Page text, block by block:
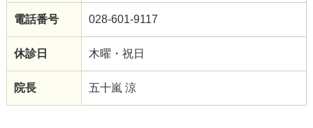
電話番号 028-601-9117
休診日 木曜・祝日
院長 五十嵐 涼